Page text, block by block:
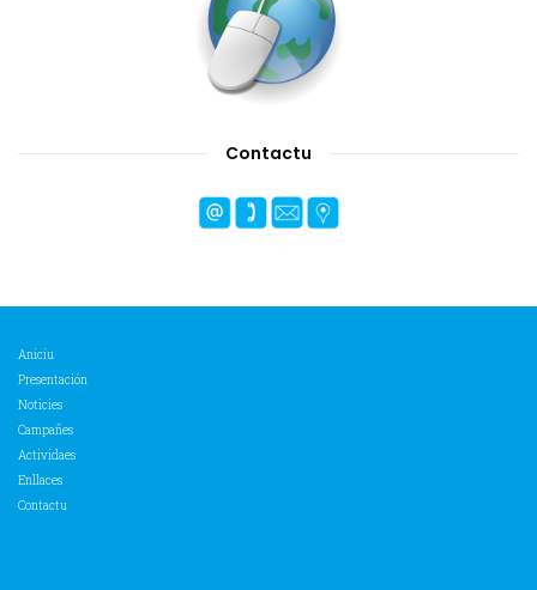
Contactu
Aniciu
Presentación
Noticies
Campañes
Actividaes
Enllaces
Contactu